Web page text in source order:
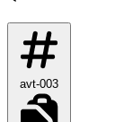
avt-003